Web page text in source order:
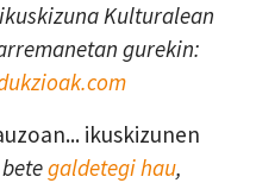
Kulturalean
gurekin:
ikuskizunen
betegaldetegi hau,